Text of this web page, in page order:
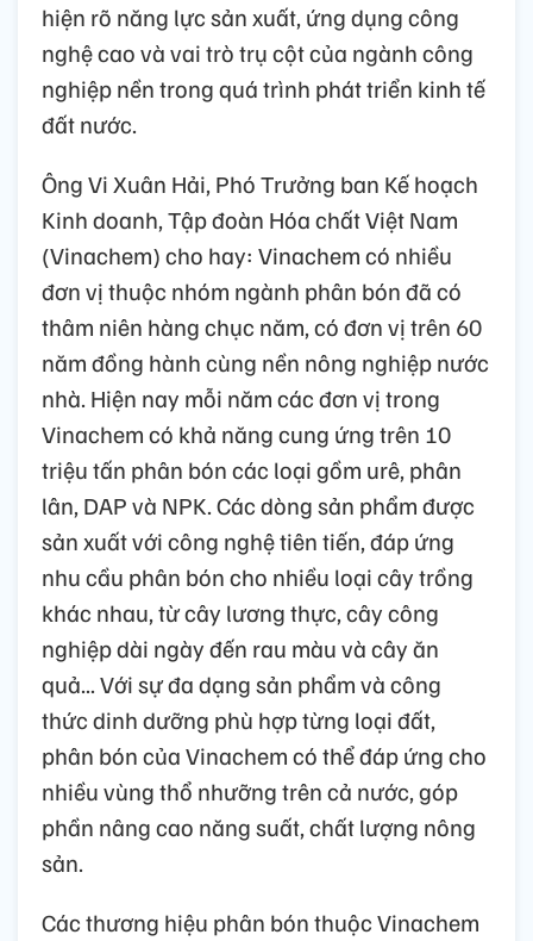
hiện rõ năng lực sản xuất, ứng dụng công
nghệ cao và vai trò trụ cột của ngành công
nghiệp nền trong quá trình phát triển kinh tế
đất nước.
Ông Vi Xuân Hải, Phó Trưởng ban Kế hoạch
Kinh doanh, Tập đoàn Hóa chất Việt Nam
(Vinachem) cho hay: Vinachem có nhiều
đơn vị thuộc nhóm ngành phân bón đã có
thâm niên hàng chục năm, có đơn vị trên 60
năm đồng hành cùng nền nông nghiệp nước
nhà. Hiện nay mỗi năm các đơn vị trong
Vinachem có khả năng cung ứng trên 10
triệu tấn phân bón các loại gồm urê, phân
lân, DAP và NPK. Các dòng sản phẩm được
sản xuất với công nghệ tiên tiến, đáp ứng
nhu cầu phân bón cho nhiều loại cây trồng
khác nhau, từ cây lương thực, cây công
nghiệp dài ngày đến rau màu và cây ăn
quả... Với sự đa dạng sản phẩm và công
thức dinh dưỡng phù hợp từng loại đất,
phân bón của Vinachem có thể đáp ứng cho
nhiều vùng thổ nhưỡng trên cả nước, góp
phần nâng cao năng suất, chất lượng nông
sản.
Các thương hiệu phân bón thuộc Vinachem